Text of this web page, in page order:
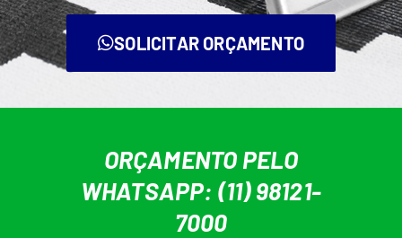
SOLICITAR ORÇAMENTO
ORÇAMENTO PELO
WHATSAPP: (11) 98121-
7000